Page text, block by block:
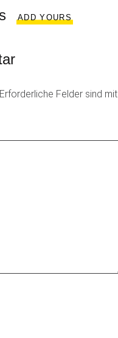
ADD YOURS
Erforderliche Felder sind mit